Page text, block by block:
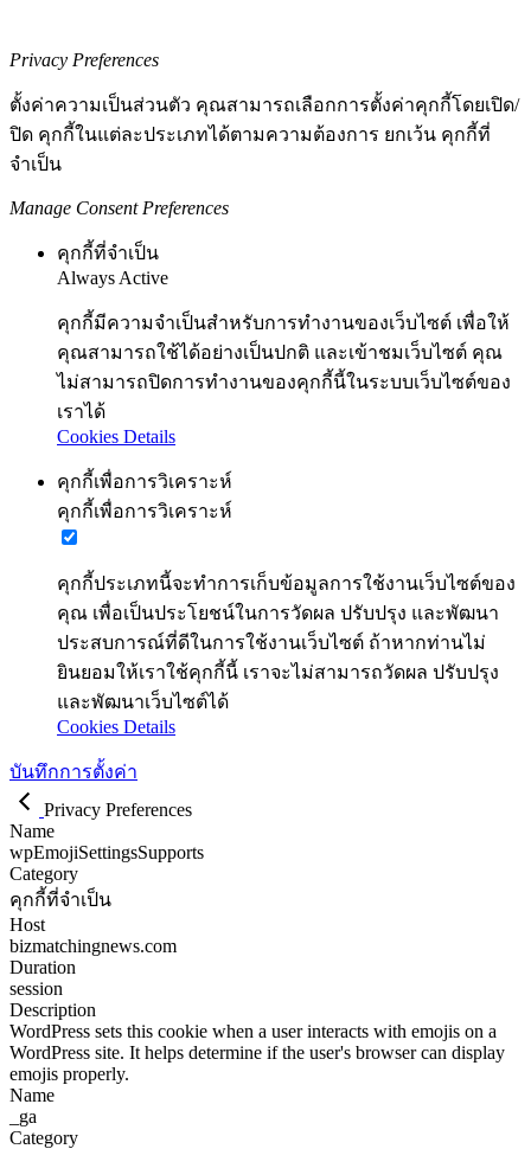
Privacy Preferences
ตั้งค่าความเป็นส่วนตัว คุณสามารถเลือกการตั้งค่าคุกกี้โดยเปิด/
ปิด คุกกี้ในแต่ละประเภทได้ตามความต้องการ ยกเว้น คุกกี้ที่
จำเป็น
Manage Consent Preferences
คุกกี้ที่จำเป็น
Always Active
คุกกี้มีความจำเป็นสำหรับการทำงานของเว็บไซต์ เพื่อให้
คุณสามารถใช้ได้อย่างเป็นปกติ และเข้าชมเว็บไซต์ คุณ
ไม่สามารถปิดการทำงานของคุกกี้นี้ในระบบเว็บไซต์ของ
เราได้
Cookies Details
คุกกี้เพื่อการวิเคราะห์
คุกกี้เพื่อการวิเคราะห์
คุกกี้ประเภทนี้จะทำการเก็บข้อมูลการใช้งานเว็บไซต์ของ
คุณ เพื่อเป็นประโยชน์ในการวัดผล ปรับปรุง และพัฒนา
ประสบการณ์ที่ดีในการใช้งานเว็บไซต์ ถ้าหากท่านไม่
ยินยอมให้เราใช้คุกกี้นี้ เราจะไม่สามารถวัดผล ปรับปรุง
และพัฒนาเว็บไซต์ได้
Cookies Details
บันทึกการตั้งค่า
Privacy Preferences
Name
wpEmojiSettingsSupports
Category
คุกกี้ที่จำเป็น
Host
bizmatchingnews.com
Duration
session
Description
WordPress sets this cookie when a user interacts with emojis on a
WordPress site. It helps determine if the user's browser can display
emojis properly.
Name
_ga
Category